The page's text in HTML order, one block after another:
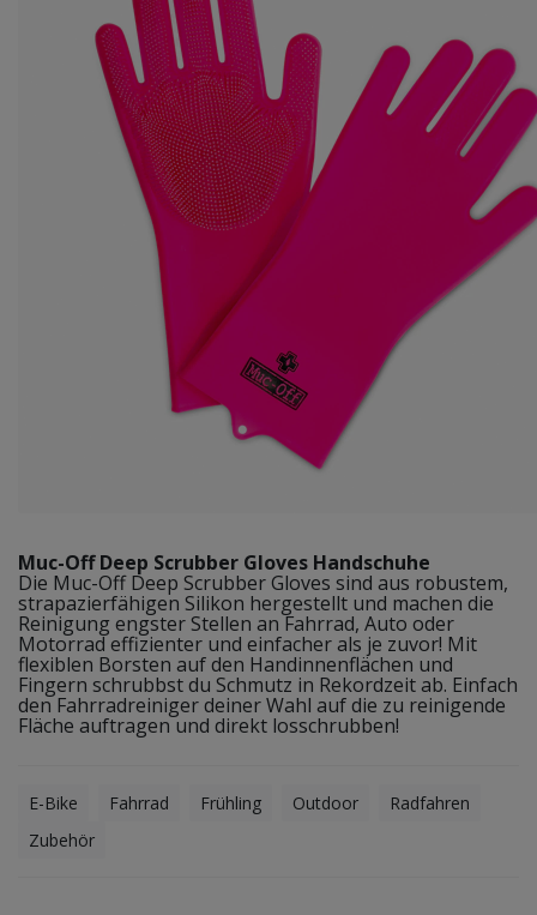
Muc-Off Deep Scrubber Gloves Handschuhe
Die Muc-Off Deep Scrubber Gloves sind aus robustem,
strapazierfähigen Silikon hergestellt und machen die
Reinigung engster Stellen an Fahrrad, Auto oder
Motorrad effizienter und einfacher als je zuvor! Mit
flexiblen Borsten auf den Handinnenflächen und
Fingern schrubbst du Schmutz in Rekordzeit ab. Einfach
den Fahrradreiniger deiner Wahl auf die zu reinigende
Fläche auftragen und direkt losschrubben!
E-Bike Fahrrad Frühling Outdoor
Radfahren
Zubehör